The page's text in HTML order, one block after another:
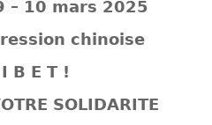
– 10 mars 2025
chinoise
B E T !
SOLIDARITE